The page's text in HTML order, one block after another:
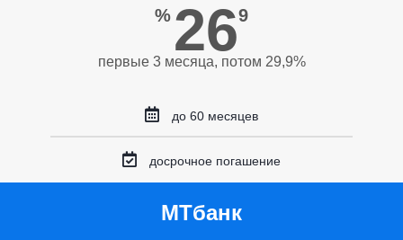
% 269
первые 3 месяца, потом 29,9%
до 60 месяцев
досрочное погашение
МТбанк